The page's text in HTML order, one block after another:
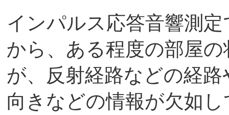
インパルス応答音響測
から、ある程度の部屋
が、反射経路などの経
向きなどの情報が欠如